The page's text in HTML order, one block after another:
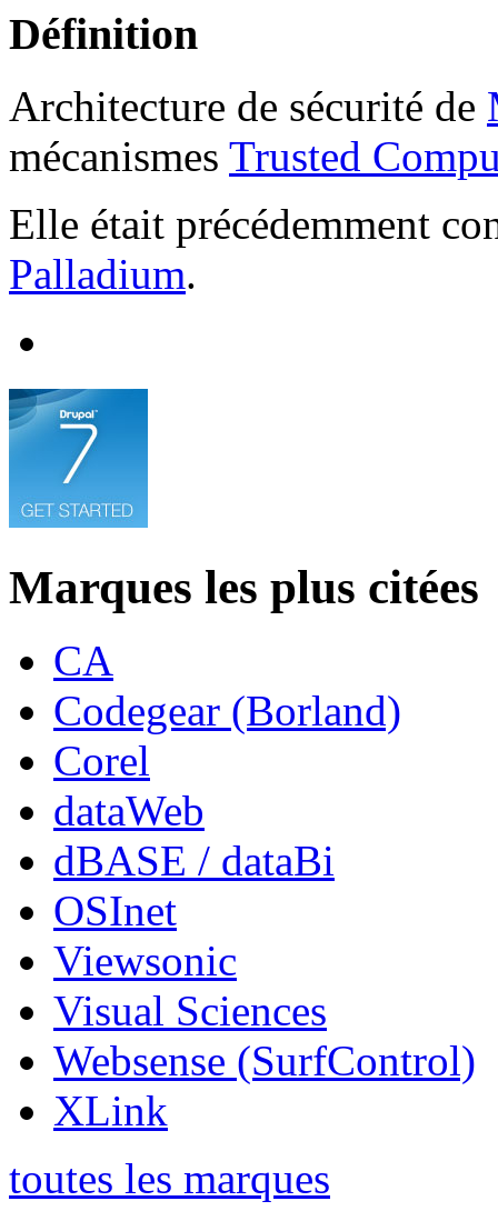
Définition
Architecture de sécurité de
mécanismes Trusted
Elle était précédemment
Palladium.
Marques les plus citées
CA
Codegear (Borland)
Corel
dataWeb
dBASE / dataBi
OSInet
Viewsonic
Visual Sciences
Websense (SurfControl)
XLink
toutes les marques